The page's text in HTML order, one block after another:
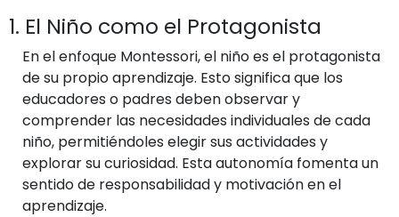
1. El Niño como el Protagonista
En el enfoque Montessori, el niño es el protagonista
de su propio aprendizaje. Esto significa que los
educadores o padres deben observar y
comprender las necesidades individuales de cada
niño, permitiéndoles elegir sus actividades y
explorar su curiosidad. Esta autonomía fomenta un
sentido de responsabilidad y motivación en el
aprendizaje.